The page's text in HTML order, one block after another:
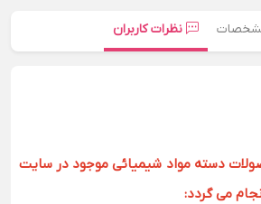
نظرات کاربران
دسته مواد شیمیائی موجود در سایت
می گردد: